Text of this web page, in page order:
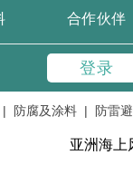
合作伙伴
登录
及涂料 | 防雷避雷 |
亚洲海上